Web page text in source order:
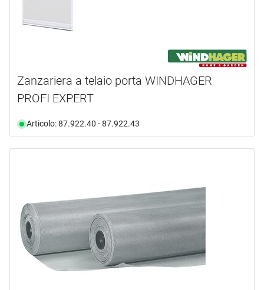
Zanzariera a telaio porta WINDHAGER
PROFI EXPERT
Articolo: 87.922.40 - 87.922.43